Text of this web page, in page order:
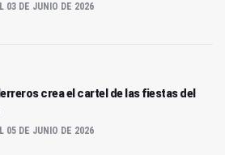
03 DE JUNIO DE 2026
crea el cartel de las fiestas del
05 DE JUNIO DE 2026